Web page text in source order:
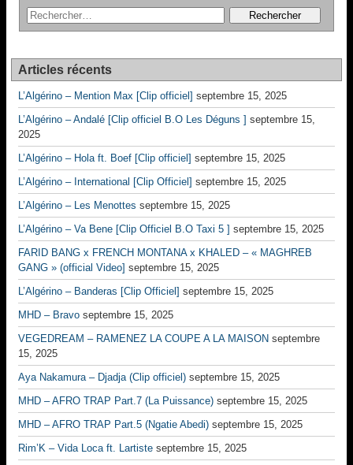
Articles récents
L’Algérino – Mention Max [Clip officiel] septembre 15, 2025
L’Algérino – Andalé [Clip officiel B.O Les Déguns ] septembre 15,
2025
L’Algérino – Hola ft. Boef [Clip officiel] septembre 15, 2025
L’Algérino – International [Clip Officiel] septembre 15, 2025
L’Algérino – Les Menottes septembre 15, 2025
L’Algérino – Va Bene [Clip Officiel B.O Taxi 5 ] septembre 15, 2025
FARID BANG x FRENCH MONTANA x KHALED – « MAGHREB
GANG » (official Video] septembre 15, 2025
L’Algérino – Banderas [Clip Officiel] septembre 15, 2025
MHD – Bravo septembre 15, 2025
VEGEDREAM – RAMENEZ LA COUPE A LA MAISON septembre
15, 2025
Aya Nakamura – Djadja (Clip officiel) septembre 15, 2025
MHD – AFRO TRAP Part.7 (La Puissance) septembre 15, 2025
MHD – AFRO TRAP Part.5 (Ngatie Abedi) septembre 15, 2025
Rim’K – Vida Loca ft. Lartiste septembre 15, 2025